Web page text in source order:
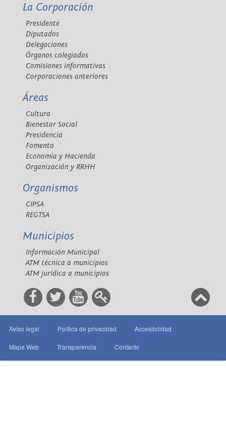
La Corporación
Presidente
Diputados
Delegaciones
Órganos colegiados
Comisiones informativas
Corporaciones anteriores
Áreas
Cultura
Bienestar Social
Presidencia
Fomento
Economía y Hacienda
Organización y RRHH
Organismos
CIPSA
REGTSA
Municipios
Información Municipal
ATM técnica a municipios
ATM jurídica a municipios
Aviso legal Política de privacidad Accesibilidad
Mapa Web Transparencia Contacto